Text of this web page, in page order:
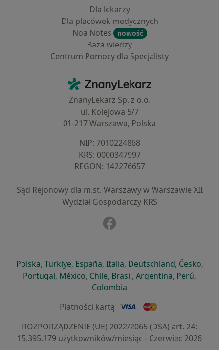
Dla lekarzy
Dla placówek medycznych
Noa Notes
nowość
Baza wiedzy
Centrum Pomocy dla Specjalisty
ZnanyLekarz - Strona główna
ZnanyLekarz Sp. z o.o.
ul. Kolejowa 5/7
01-217 Warszawa, Polska
NIP: ⁠7010224868
KRS: ⁠0000347997
REGON: ⁠142276657
Sąd Rejonowy dla m.st. Warszawy w Warszawie XII
Wydział Gospodarczy KRS
Polskaotwiera się w nowej karcie
, Türkiyeotwiera się w nowej karcie
, Españaotwiera się w nowej karcie
, Italiaotwiera się w nowej
, Deutschlandotwiera się
, Česko,
Portugalotwiera się w nowej karcie
, Méxicootwiera się w nowej karcie
, Chileotwiera się w nowej karcie
, Brasilotwiera się w nowej
, Argentinaotwiera się
, Perú,
Colombia
Płatności kartą
ROZPORZĄDZENIE (UE) 2022/2065 (DSA) art. 24:
15.395.179 użytkowników/miesiąc - Czerwiec 2026